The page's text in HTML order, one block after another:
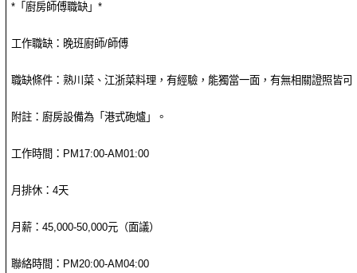
*「廚房師傅職缺」*
工作職缺：晚班廚師/師傅
職缺條件：熟川菜、江浙菜料理，有經驗，能獨當一面，有無相關證照皆可
附註：廚房設備為「港式砲爐」。
工作時間：PM17:00-AM01:00
月排休：4天
月薪：45,000-50,000元（面議）
聯絡時間：PM20:00-AM04:00